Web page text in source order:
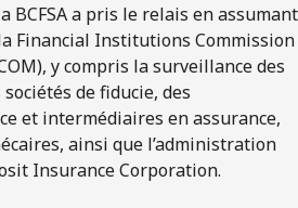
BCFSA a pris le relais en assumant
Financial Institutions Commission
y compris la surveillance des
de fiducie, des
et intermédiaires en assurance,
ainsi que l’administration
Insurance Corporation.